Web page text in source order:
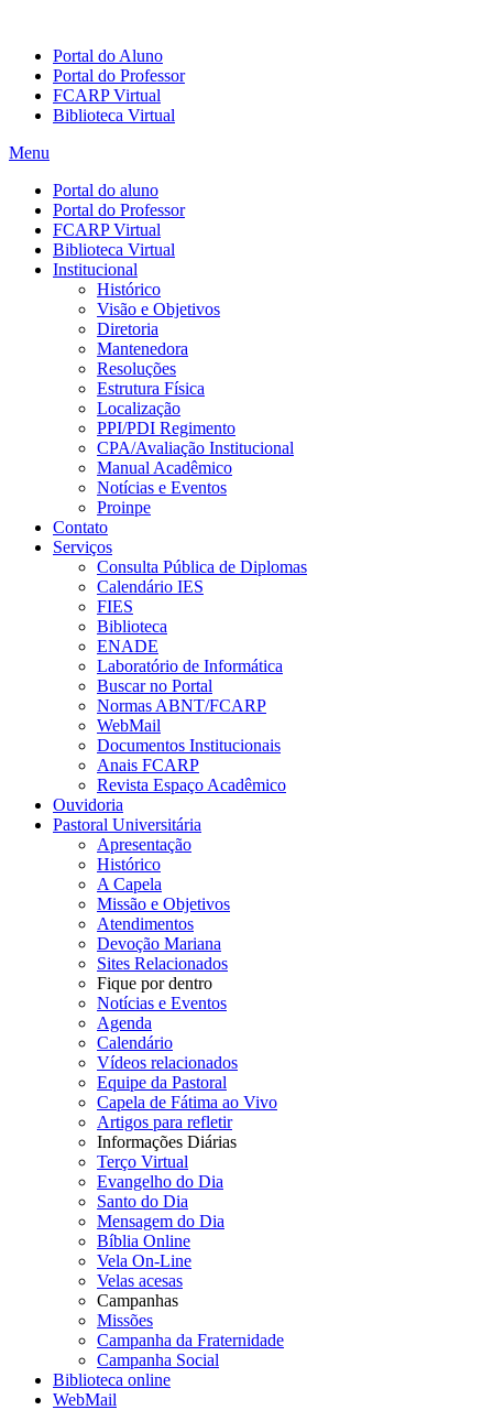
Portal do Aluno
Portal do Professor
FCARP Virtual
Biblioteca Virtual
Menu
Portal do aluno
Portal do Professor
FCARP Virtual
Biblioteca Virtual
Institucional
Histórico
Visão e Objetivos
Diretoria
Mantenedora
Resoluções
Estrutura Física
Localização
PPI/PDI Regimento
CPA/Avaliação Institucional
Manual Acadêmico
Notícias e Eventos
Proinpe
Contato
Serviços
Consulta Pública de Diplomas
Calendário IES
FIES
Biblioteca
ENADE
Laboratório de Informática
Buscar no Portal
Normas ABNT/FCARP
WebMail
Documentos Institucionais
Anais FCARP
Revista Espaço Acadêmico
Ouvidoria
Pastoral Universitária
Apresentação
Histórico
A Capela
Missão e Objetivos
Atendimentos
Devoção Mariana
Sites Relacionados
Fique por dentro
Notícias e Eventos
Agenda
Calendário
Vídeos relacionados
Equipe da Pastoral
Capela de Fátima ao Vivo
Artigos para refletir
Informações Diárias
Terço Virtual
Evangelho do Dia
Santo do Dia
Mensagem do Dia
Bíblia Online
Vela On-Line
Velas acesas
Campanhas
Missões
Campanha da Fraternidade
Campanha Social
Biblioteca online
WebMail